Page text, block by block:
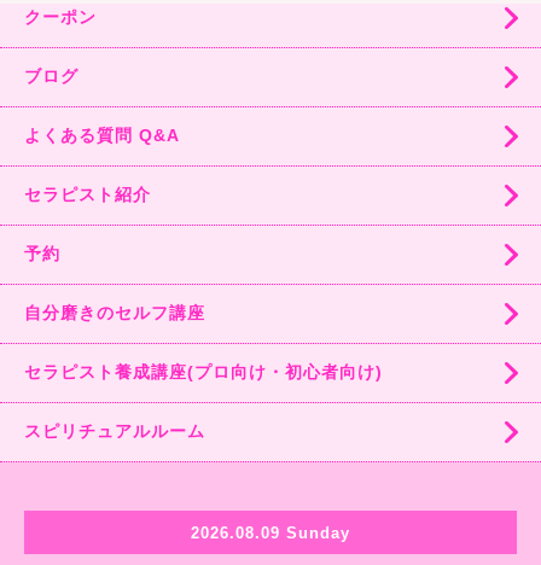
クーポン
ブログ
よくある質問 Q&A
セラピスト紹介
予約
自分磨きのセルフ講座
セラピスト養成講座(プロ向け・初心者向け)
スピリチュアルルーム
2026.08.09 Sunday